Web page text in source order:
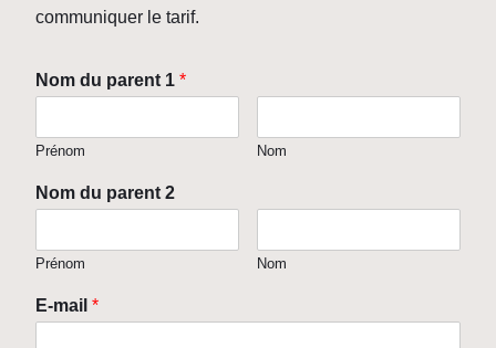
communiquer le tarif.
Nom du parent 1 *
Prénom Nom
Nom du parent 2
Prénom Nom
E-mail *